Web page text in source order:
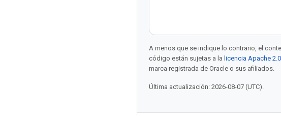
A menos que se indique lo contrario, el
código están sujetas a la licencia Apache 2.0
marca registrada de Oracle o sus afiliados.
Última actualización: 2026-08-07 (UTC).